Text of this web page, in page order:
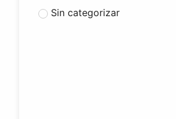
Sin categorizar